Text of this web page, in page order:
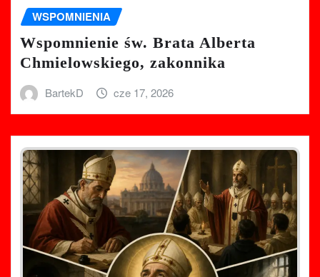
WSPOMNIENIA
Wspomnienie św. Brata Alberta
Chmielowskiego, zakonnika
BartekD cze 17, 2026